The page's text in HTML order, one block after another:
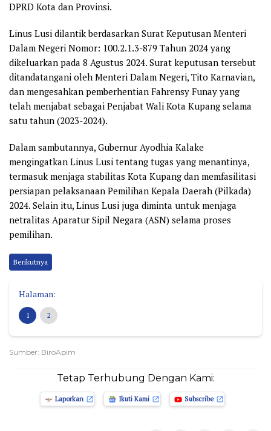
DPRD Kota dan Provinsi.
Linus Lusi dilantik berdasarkan Surat Keputusan Menteri
Dalam Negeri Nomor: 100.2.1.3-879 Tahun 2024 yang
dikeluarkan pada 8 Agustus 2024. Surat keputusan tersebut
ditandatangani oleh Menteri Dalam Negeri, Tito Karnavian,
dan mengesahkan pemberhentian Fahrensy Funay yang
telah menjabat sebagai Penjabat Wali Kota Kupang selama
satu tahun (2023-2024).
Dalam sambutannya, Gubernur Ayodhia Kalake
mengingatkan Linus Lusi tentang tugas yang menantinya,
termasuk menjaga stabilitas Kota Kupang dan memfasilitasi
persiapan pelaksanaan Pemilihan Kepala Daerah (Pilkada)
2024. Selain itu, Linus Lusi juga diminta untuk menjaga
netralitas Aparatur Sipil Negara (ASN) selama proses
pemilihan.
Berikutnya
Halaman:
1 2
Sumber: BiroApim
Tetap Terhubung Dengan Kami:
Laporkan Ikuti Kami Subscribe